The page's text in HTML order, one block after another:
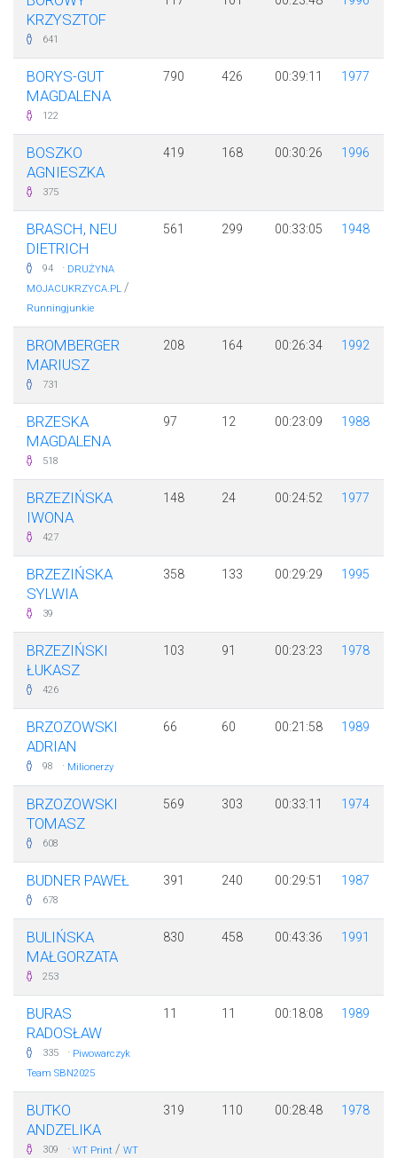
KRZYSZTOF
641
BORYS-GUT
MAGDALENA
122
790 426 00:39:11 1977
BOSZKO
AGNIESZKA
375
419 168 00:30:26 1996
BRASCH, NEU
DIETRICH
94 · DRUŻYNA
MOJACUKRZYCA.PL /
Runningjunkie
561 299 00:33:05 1948
BROMBERGER
MARIUSZ
731
208 164 00:26:34 1992
BRZESKA
MAGDALENA
518
97 12 00:23:09 1988
BRZEZIŃSKA
IWONA
427
148 24 00:24:52 1977
BRZEZIŃSKA
SYLWIA
39
358 133 00:29:29 1995
BRZEZIŃSKI
ŁUKASZ
426
103 91 00:23:23 1978
BRZOZOWSKI
ADRIAN
98 · Milionerzy
66 60 00:21:58 1989
BRZOZOWSKI
TOMASZ
608
569 303 00:33:11 1974
BUDNER PAWEŁ
678
391 240 00:29:51 1987
BULIŃSKA
MAŁGORZATA
253
830 458 00:43:36 1991
BURAS
RADOSŁAW
335 · Piwowarczyk
Team SBN2025
11 11 00:18:08 1989
BUTKO
ANDZELIKA
309 · WT Print / WT
319 110 00:28:48 1978